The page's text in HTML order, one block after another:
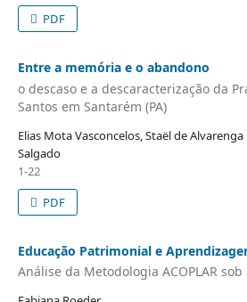
PDF
Entre a memória e o abandono
o descaso e a descaracterização da
Santos em Santarém (PA)
Elias Mota Vasconcelos, Staël de
Salgado
1-22
PDF
Educação Patrimonial e
Análise da Metodologia ACOPLAR